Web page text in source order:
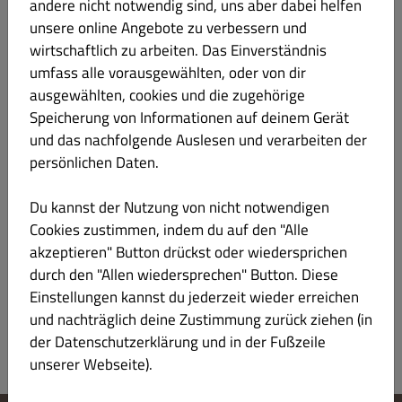
Freitag
(11:00 - 14:00)
(17:00 - 23:00)
GESCHLOSSEN
14:00)
Samstag
(11:00 - 14:00)
(17:00 - 23:00)
GESCHLOSSEN
(11:00 -
14:00)
Sonntag
(11:00 - 14:00)
(17:00 - 23:00)
GESCHLOSSEN
14:00)
23:00)
andere nicht notwendig sind, uns aber dabei helfen
unsere online Angebote zu verbessern und
wirtschaftlich zu arbeiten. Das Einverständnis
umfass alle vorausgewählten, oder von dir
ausgewählten, cookies und die zugehörige
Speicherung von Informationen auf deinem Gerät
und das nachfolgende Auslesen und verarbeiten der
persönlichen Daten.
Du kannst der Nutzung von nicht notwendigen
Cookies zustimmen, indem du auf den "Alle
akzeptieren" Button drückst oder wiedersprichen
durch den "Allen wiedersprechen" Button. Diese
Einstellungen kannst du jederzeit wieder erreichen
und nachträglich deine Zustimmung zurück ziehen (in
der Datenschutzerklärung und in der Fußzeile
unserer Webseite).